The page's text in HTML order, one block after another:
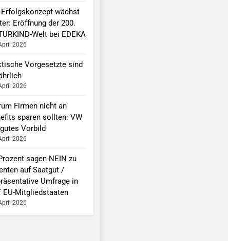
Erfolgskonzept wächst
Eröffnung der 200.
Welt bei EDEKA
2026
Vorgesetzte sind
2026
Firmen nicht an
sparen sollten: VW
Vorbild
2026
sagen NEIN zu
auf Saatgut /
Umfrage in
EU-Mitgliedstaaten
2026